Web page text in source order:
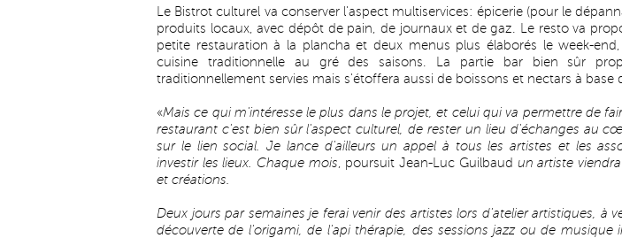
Le Bistrot culturel va conserver l'aspect multiservices: épicerie (pour le
produits locaux, avec dépôt de pain, de journaux et de gaz. Le resto va
petite restauration à la plancha et deux menus plus élaborés le week-
cuisine traditionnelle au gré des saisons. La partie bar bien sûr
traditionnellement servies mais s'étoffera aussi de boissons et nectars à base
«Mais ce qui m'intéresse le plus dans le projet, et celui qui va permettre de
restaurant c'est bien sûr l'aspect culturel, de rester un lieu d'échanges au
sur le lien social. Je lance d'ailleurs un appel à tous les artistes et les
investir les lieux. Chaque mois , poursuit Jean-Luc Guilbaud un artiste
et créations.
Deux jours par semaines je ferai venir des artistes lors d'atelier artistiques, à
découverte de l'origami, de l'api thérapie, des sessions jazz ou de musique